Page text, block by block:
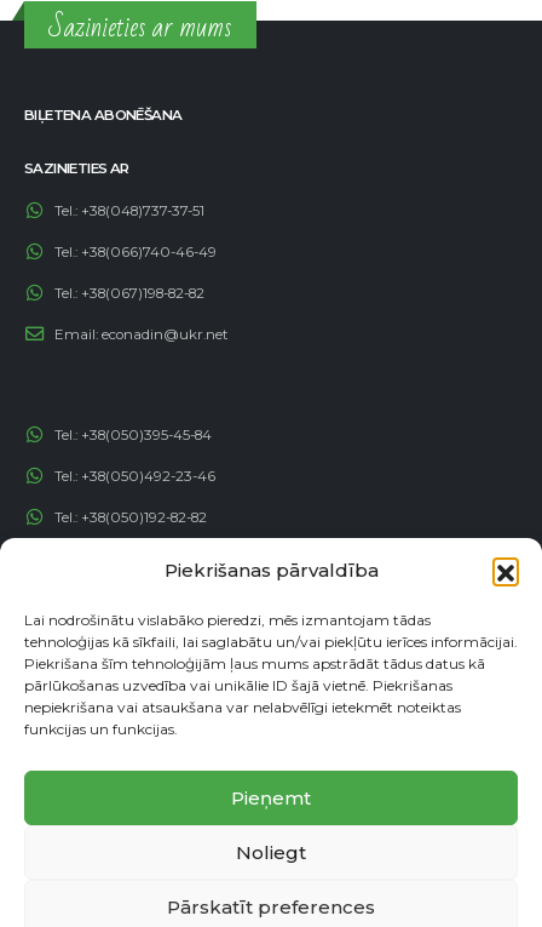
Piekrišanas pārvaldība
Lai nodrošinātu vislabāko pieredzi, mēs izmantojam tādas
tehnoloģijas kā sīkfaili, lai saglabātu un/vai piekļūtu ierīces informācijai.
Piekrišana šīm tehnoloģijām ļaus mums apstrādāt tādus datus kā
pārlūkošanas uzvedība vai unikālie ID šajā vietnē. Piekrišanas
nepiekrišana vai atsaukšana var nelabvēlīgi ietekmēt noteiktas
funkcijas un funkcijas.
Pieņemt
Noliegt
Pārskatīt preferences
Sazinieties ar mums
BIĻETENA ABONĒŠANA
SAZINIETIES AR
Tel.: +38(048)737-37-51
Tel.: +38(066)740-46-49
Tel.: +38(067)198-82-82
Email: econadin@ukr.net
Tel.: +38(050)395-45-84
Tel.: +38(050)492-23-46
Tel.: +38(050)192-82-82
SOCIĀLIE TĪKLI